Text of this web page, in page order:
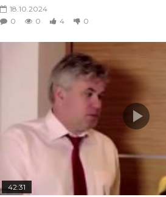
18.10.2024
0
0 4 0
42:31